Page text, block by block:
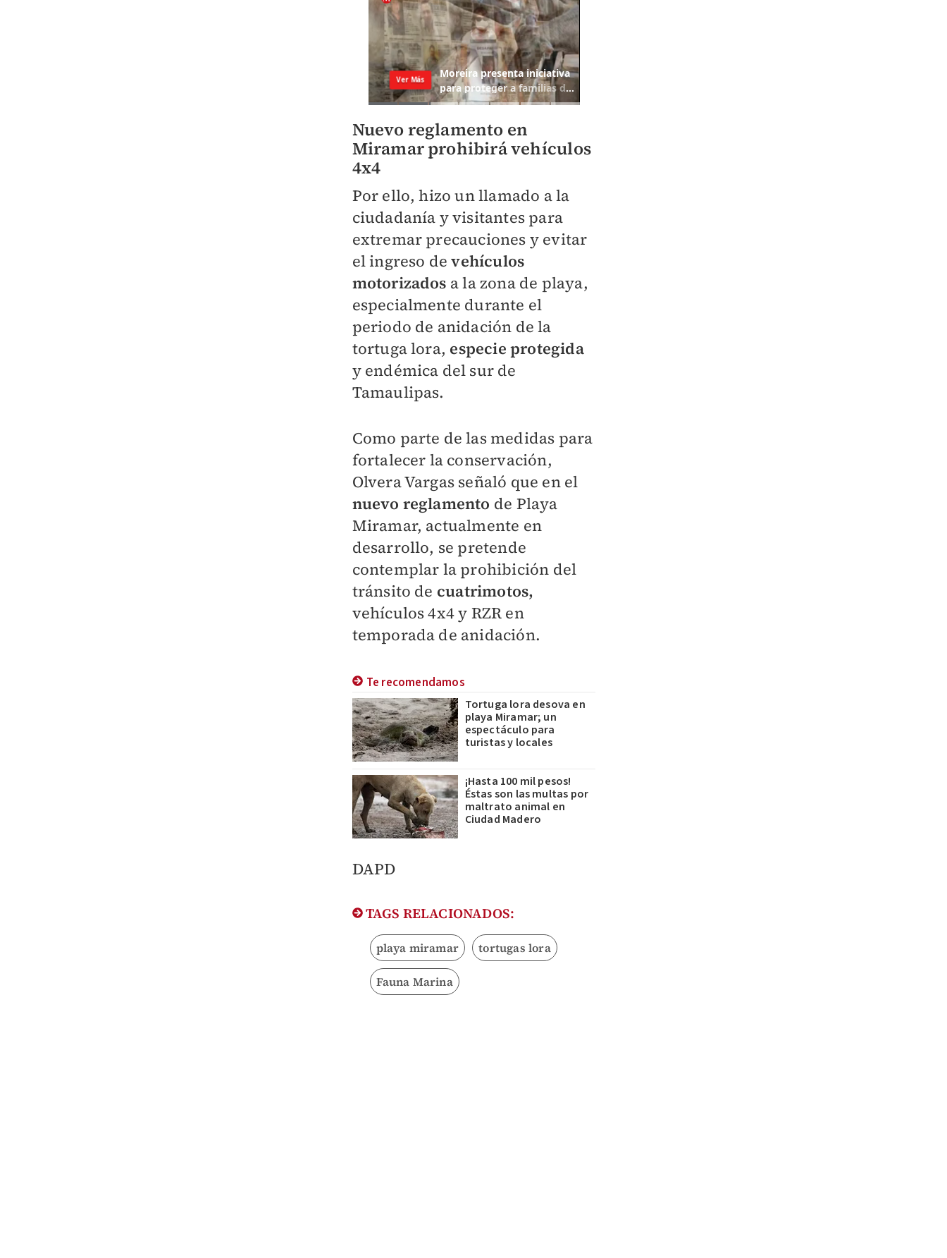
Nuevo reglamento en
Miramar prohibirá vehículos
4x4
Por ello, hizo un llamado a la
ciudadanía y visitantes para
extremar precauciones y evitar
el ingreso devehículos
motorizados a la zona de playa,
especialmente durante el
periodo de anidación de la
tortuga lora, especie protegida
y endémica del sur de
Tamaulipas.
Como parte de las medidas para
fortalecer la conservación,
Olvera Vargas señaló que en el
nuevo reglamento de Playa
Miramar, actualmente en
desarrollo, se pretende
contemplar la prohibición del
tránsito de cuatrimotos,
vehículos 4x4 y RZR en
temporada de anidación.
Te recomendamos
Tortuga lora desova en
playa Miramar; un
espectáculo para
turistas y locales
¡Hasta 100 mil pesos!
Éstas son las multas por
maltrato animal en
Ciudad Madero
DAPD
TAGS RELACIONADOS:
playa miramar tortugas lora
Fauna Marina